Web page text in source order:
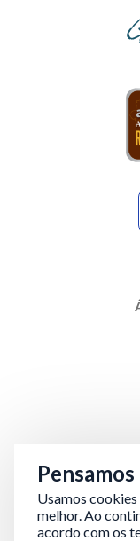
Usamos cookies
melhor. Ao
acordo com os